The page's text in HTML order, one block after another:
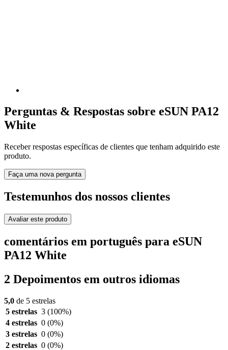
Perguntas & Respostas sobre eSUN PA12
White
Receber respostas específicas de clientes que tenham adquirido este
produto.
Faça uma nova pergunta
Testemunhos dos nossos clientes
Avaliar este produto
comentários em português para eSUN
PA12 White
2 Depoimentos em outros idiomas
5,0 de 5 estrelas
5 estrelas 3 (100%)
4 estrelas 0 (0%)
3 estrelas 0 (0%)
2 estrelas 0 (0%)